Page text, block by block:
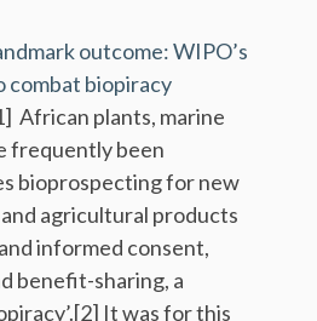
outcome: WIPO’s
combat biopiracy
African plants, marine
frequently been
bioprospecting for new
agricultural products
informed consent,
benefit-sharing, a
It was for this